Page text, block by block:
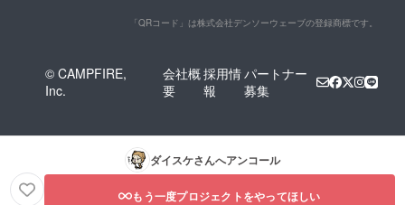
「QRコード」は株式会社デンソーウェーブの登録商標です。
© CAMPFIRE,
Inc.
会社概
要
採用情
報
パートナー
募集
ダイスケさんへアンコール
もう一度プロジェクトをやってほしい